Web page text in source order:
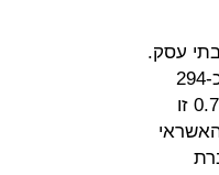
עסק.
בשנת 2017 היקף העסקאות בכרטיסי אשראי בבתי עסק בישראל עמד על כ-294
מיליארד שקל והעמלה הממוצעת ששילמו בתי עסק היא 0.98%. מתוכה 0.7% זו
לחברת